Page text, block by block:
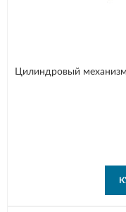
Цилиндровый